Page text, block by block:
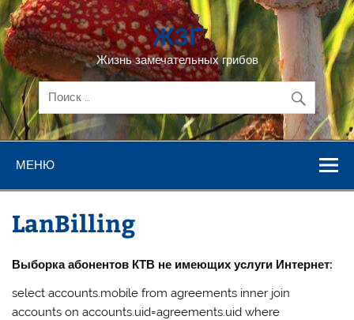
Перейти
к
содержимому
ЖЗГ
Жизнь замечательных грибов
МЕНЮ
LanBilling
Выборка абонентов КТВ не имеющих услуги Интернет:
select accounts.mobile from agreements inner join
accounts on accounts.uid=agreements.uid where